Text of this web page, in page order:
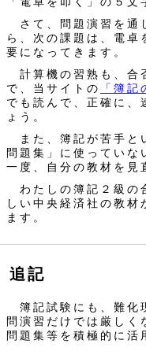
さて、問題演習を通
ら、次の課題は、電卓
要になってきます。
計算機の習熟も、合
で、当サイトの
「簿
でも読んで、正確に、
ょう。
また、簿記が苦手と
問題集」に使っていな
一度、自分の教材を見
わたしの簿記２級の
しい中央経済社の教材
ます。
追記
簿記試験にも、難化
問演習だけでは厳しく
問題集等を積極的に活